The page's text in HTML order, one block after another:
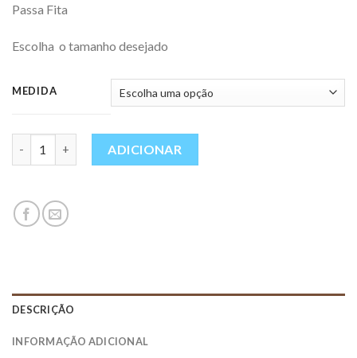
Passa Fita
Escolha o tamanho desejado
MEDIDA
ADICIONAR
DESCRIÇÃO
INFORMAÇÃO ADICIONAL